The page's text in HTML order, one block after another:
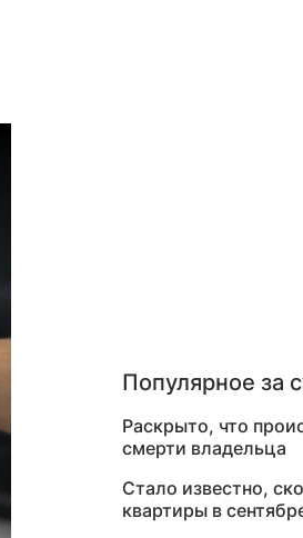
Популярное за
Раскрыто, что
смерти владельца
Стало известно,
квартиры в